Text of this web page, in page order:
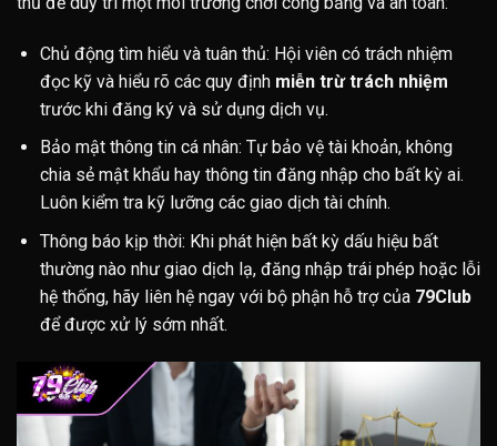
Chủ động tìm hiểu và tuân thủ: Hội viên có trách nhiệm
đọc kỹ và hiểu rõ các quy định miễn trừ trách nhiệm
trước khi đăng ký và sử dụng dịch vụ.
Bảo mật thông tin cá nhân: Tự bảo vệ tài khoản, không
chia sẻ mật khẩu hay thông tin đăng nhập cho bất kỳ ai.
Luôn kiểm tra kỹ lưỡng các giao dịch tài chính.
Thông báo kịp thời: Khi phát hiện bất kỳ dấu hiệu bất
thường nào như giao dịch lạ, đăng nhập trái phép hoặc lỗi
hệ thống, hãy liên hệ ngay với bộ phận hỗ trợ của 79Club
để được xử lý sớm nhất.